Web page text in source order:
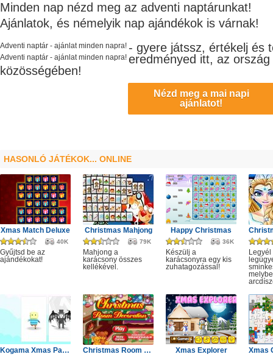
Minden nap nézd meg az adventi naptárunkat!
Ajánlatok, és némelyik nap ajándékok is várnak!
Adventi naptár - ajánlat minden napra! - gyere játssz, értékelj és
eredményed itt, az
Adventi naptár - ajánlat minden napra!
közösségében!
Nézd meg a mai napi
ajánlatot!
HASONLÓ JÁTÉKOK... ONLINE
Xmas Match Deluxe
40K
Gyűjtsd be az
ajándékokat!
Christmas Mahjong
79K
Mahjong a
karácsony összes
kellékével.
Happy Christmas
36K
Készülj a
karácsonyra egy kis
zuhatagozással!
Legyél
Kogama Xmas Parkour Christmas Room Decoration Xmas Explorer